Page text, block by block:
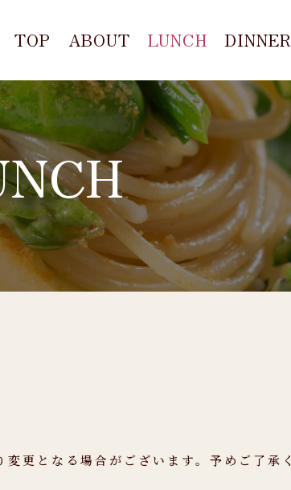
TOP ABOUT LUNCH DINNER
更となる場合がございます。予めご了承